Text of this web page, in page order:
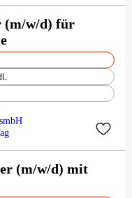
(m/w/d) für
(m/w/d) mit